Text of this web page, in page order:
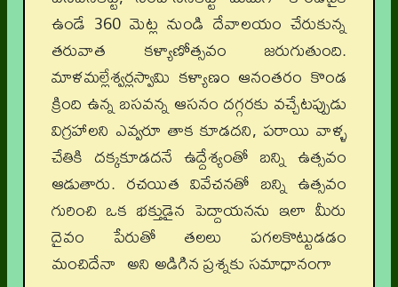
ఉండే 360 మెట్ల నుండి దేవాలయం చేరుకున్న
తరువాత కళ్యాణోత్సవం జరుగుతుంది.
మాళమల్లేశ్వర్లస్వామి కళ్యాణం ఆనంతరం కొండ
క్రింది ఉన్న బసవన్న ఆసనం దగ్గరకు వచ్చేటప్పుడు
విగ్రహాలని ఎవ్వరూ తాక కూడదని, పరాయి వాళ్ళ
చేతికి దక్కకూడదనే ఉద్దేశ్యంతో బన్ని ఉత్సవం
ఆడుతారు. రచయిత వివేచనతో బన్ని ఉత్సవం
గురించి ఒక భక్తుడైన పెద్దాయనను ఇలా మీరు
దైవం పేరుతో తలలు పగలకొట్టుడడం
మంచిదేనా అని అడిగిన ప్రశ్నకు సమాధానంగా